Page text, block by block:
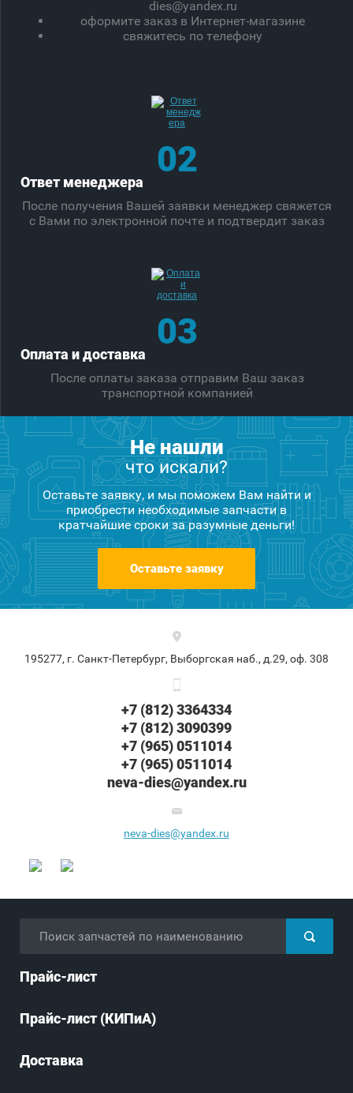
dies@yandex.ru
оформите заказ в Интернет-магазине
свяжитесь по телефону
02
Ответ менеджера
После получения Вашей заявки менеджер свяжется
с Вами по электронной почте и подтвердит заказ
03
Оплата и доставка
После оплаты заказа отправим Ваш заказ
транспортной компанией
Не нашли
что искали?
Оставьте заявку, и мы поможем Вам найти и
приобрести необходимые запчасти в
кратчайшие сроки за разумные деньги!
Оставьте заявку
195277, г. Санкт-Петербург, Выборгская наб., д.29, оф. 308
+7 (812) 3364334
+7 (812) 3090399
+7 (965) 0511014
+7 (965) 0511014
neva-dies@yandex.ru
neva-dies@yandex.ru
Прайс-лист
Прайс-лист (КИПиА)
Доставка